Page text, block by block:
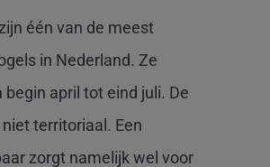
één van de meest
in Nederland. Ze
begin april tot eind juli. De
territoriaal. Een
zorgt namelijk wel voor